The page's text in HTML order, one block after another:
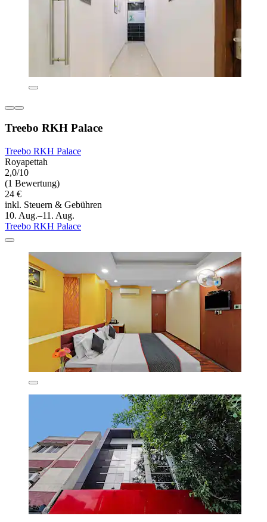
Treebo RKH Palace
Treebo RKH Palace
Royapettah
2,0/10
(1 Bewertung)
24 €
inkl. Steuern & Gebühren
10. Aug.–11. Aug.
Treebo RKH Palace